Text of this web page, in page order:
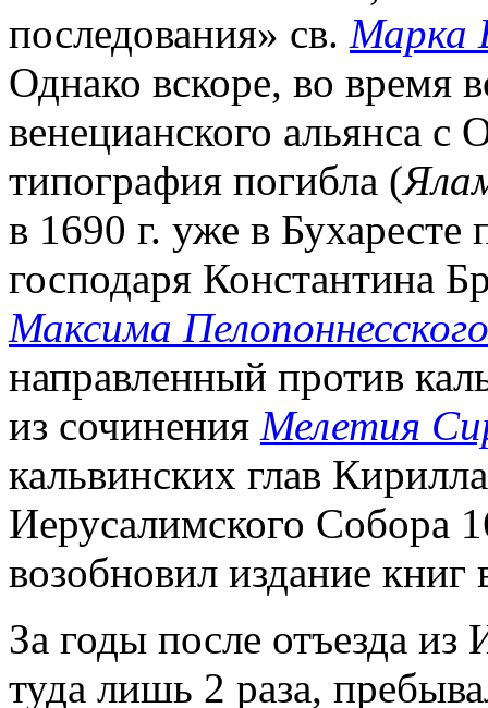
последования» св. Марка
Однако вскоре, во время
венецианского альянса
типография погибла (
в 1690 г. уже в
господаря Константина
Максима Пелопоннесского
направленный против
из сочинения Мелетия
кальвинских глав
Иерусалимского Собора
возобновил издание книг
За годы после отъезда
туда лишь 2 раза,